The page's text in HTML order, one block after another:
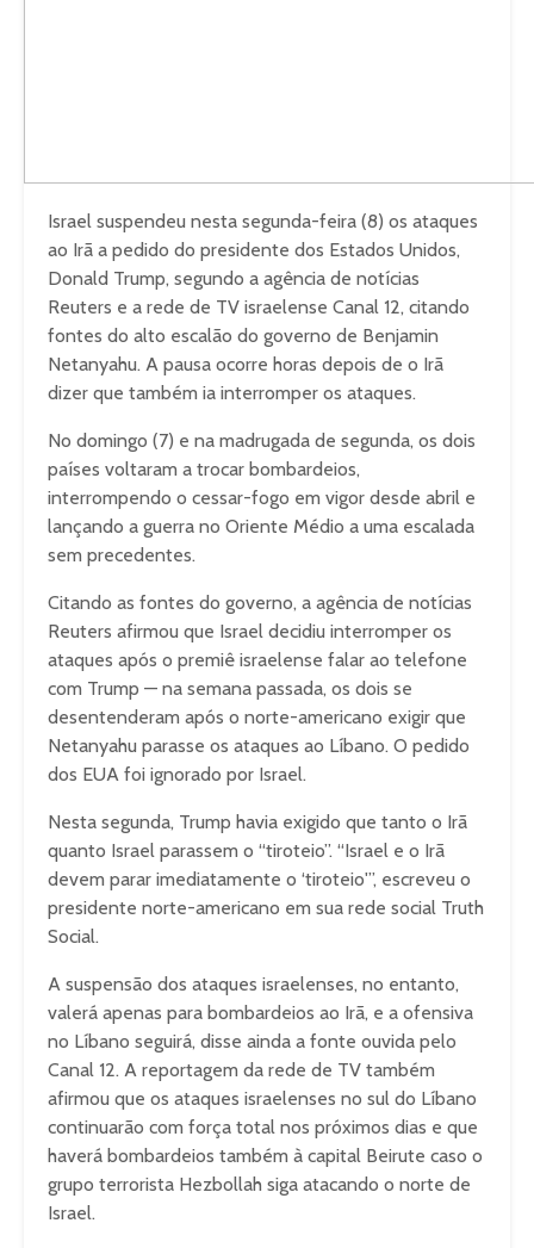
Israel suspendeu nesta segunda-feira (8) os ataques
ao Irã a pedido do presidente dos Estados Unidos,
Donald Trump, segundo a agência de notícias
Reuters e a rede de TV israelense Canal 12, citando
fontes do alto escalão do governo de Benjamin
Netanyahu. A pausa ocorre horas depois de o Irã
dizer que também ia interromper os ataques.
No domingo (7) e na madrugada de segunda, os dois
países voltaram a trocar bombardeios,
interrompendo o cessar-fogo em vigor desde abril e
lançando a guerra no Oriente Médio a uma escalada
sem precedentes.
Citando as fontes do governo, a agência de notícias
Reuters afirmou que Israel decidiu interromper os
ataques após o premiê israelense falar ao telefone
com Trump — na semana passada, os dois se
desentenderam após o norte-americano exigir que
Netanyahu parasse os ataques ao Líbano. O pedido
dos EUA foi ignorado por Israel.
Nesta segunda, Trump havia exigido que tanto o Irã
quanto Israel parassem o “tiroteio”. “Israel e o Irã
devem parar imediatamente o ‘tiroteio'”, escreveu o
presidente norte-americano em sua rede social Truth
Social.
A suspensão dos ataques israelenses, no entanto,
valerá apenas para bombardeios ao Irã, e a ofensiva
no Líbano seguirá, disse ainda a fonte ouvida pelo
Canal 12. A reportagem da rede de TV também
afirmou que os ataques israelenses no sul do Líbano
continuarão com força total nos próximos dias e que
haverá bombardeios também à capital Beirute caso o
grupo terrorista Hezbollah siga atacando o norte de
Israel.